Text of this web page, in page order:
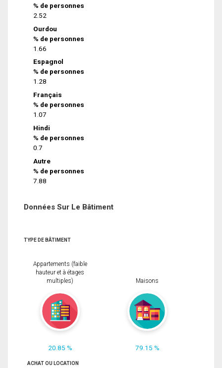
% de personnes
2.52
Ourdou
% de personnes
1.66
Espagnol
% de personnes
1.28
Français
% de personnes
1.07
Hindi
% de personnes
0.7
Autre
% de personnes
7.88
Données Sur Le Bâtiment
TYPE DE BÂTIMENT
Appartements (faible
hauteur et à étages
multiples)
20.85 %
Maisons
79.15 %
ACHAT OU LOCATION